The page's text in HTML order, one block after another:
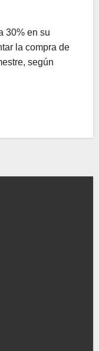
30% en su
la compra de
según